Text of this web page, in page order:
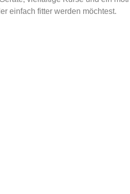
einfach fitter werden möchtest.